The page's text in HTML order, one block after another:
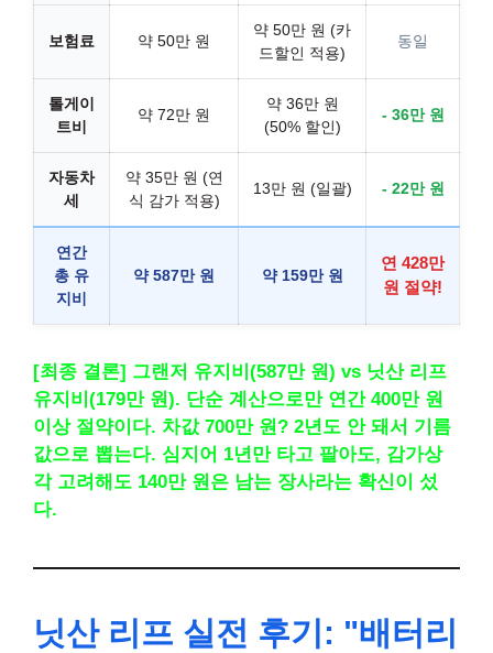
보험료 약 50만 원
약 50만 원 (카
드할인 적용)
동일
톨게이
트비
약 72만 원
약 36만 원
(50% 할인)
- 36만 원
자동차
세
약 35만 원 (연
식 감가 적용)
13만 원 (일괄) - 22만 원
연간
총 유
지비
약 587만 원 약 159만 원
연 428만
원 절약!
[최종 결론] 그랜저 유지비(587만 원) vs 닛산 리프
유지비(179만 원). 단순 계산으로만 연간 400만 원
이상 절약이다. 차값 700만 원? 2년도 안 돼서 기름
값으로 뽑는다. 심지어 1년만 타고 팔아도, 감가상
각 고려해도 140만 원은 남는 장사라는 확신이 섰
다.
닛산 리프 실전 후기: "배터리